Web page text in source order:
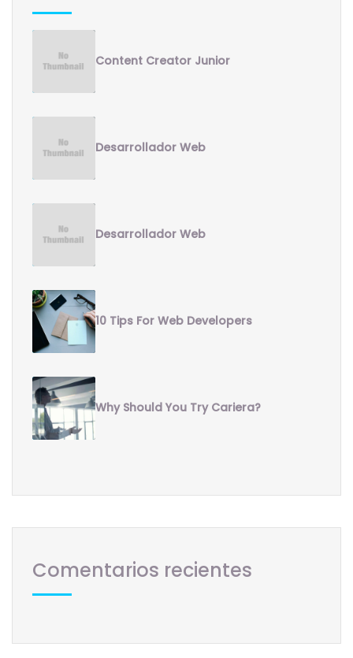
Content Creator Junior
Desarrollador Web
Desarrollador Web
10 Tips For Web Developers
Why Should You Try Cariera?
Comentarios recientes